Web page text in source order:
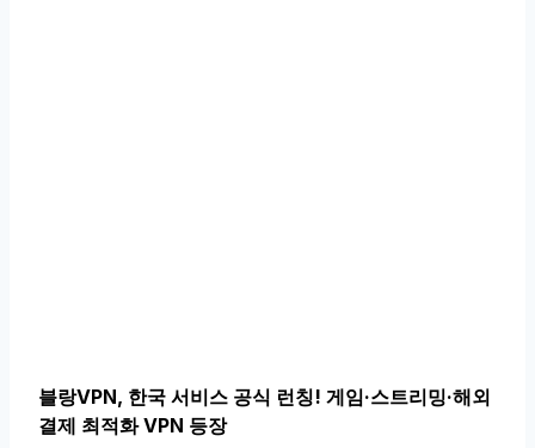
블랑VPN, 한국 서비스 공식 런칭! 게임·스트리밍·해외
결제 최적화 VPN 등장